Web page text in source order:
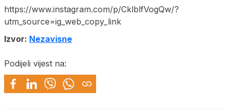
https://www.instagram.com/p/CklblfVogQw/?
utm_source=ig_web_copy_link
Izvor: Nezavisne
Podijeli vijest na: